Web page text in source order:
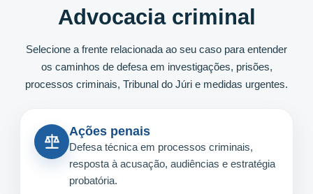
Advocacia criminal
Selecione a frente relacionada ao seu caso para entender
os caminhos de defesa em investigações, prisões,
processos criminais, Tribunal do Júri e medidas urgentes.
Ações penais
Defesa técnica em processos criminais,
resposta à acusação, audiências e estratégia
probatória.